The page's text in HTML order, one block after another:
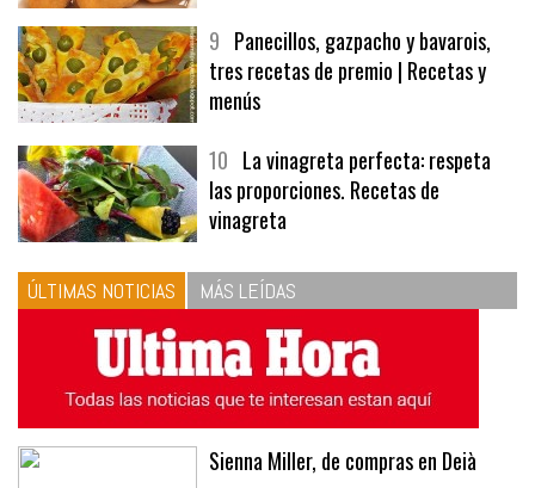
9 Panecillos, gazpacho y bavarois,
tres recetas de premio | Recetas y
menús
10 La vinagreta perfecta: respeta
las proporciones. Recetas de
vinagreta
ÚLTIMAS NOTICIAS MÁS LEÍDAS
Sienna Miller, de compras en Deià